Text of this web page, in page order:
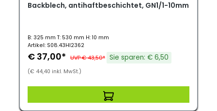
Backblech, antihaftbeschichtet, GN1/1-10mm
B: 325 mm T: 530 mm H: 10 mm
Artikel: S08.43HI2362
€ 37,00* UVP € 43,50* Sie sparen: € 6,50
(€ 44,40 inkl. MwSt.)